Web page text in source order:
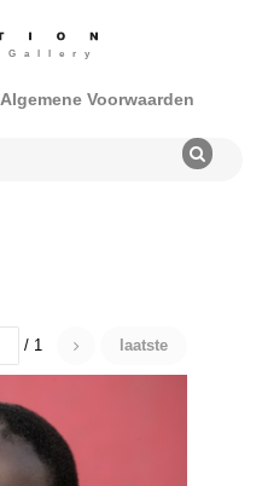
Algemene Voorwaarden
/ 1 laatste